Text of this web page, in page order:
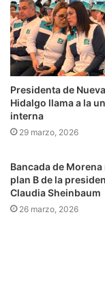
Presidenta de
Hidalgo llama a la
interna
29 marzo, 2026
Bancada de
plan B de la
Claudia Sheinbaum
26 marzo, 2026